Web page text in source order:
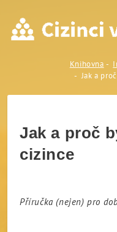
Jak a proč
Knihovna
Jak a
Jak a proč
cizince
Příručka (nejen) pro